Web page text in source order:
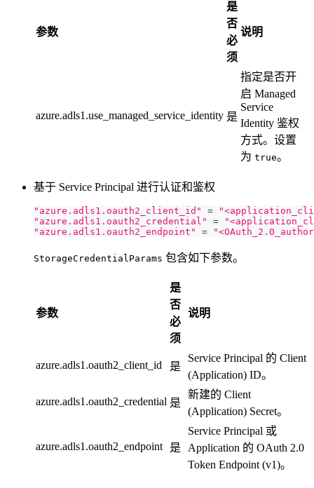
参数
是
否
必
须
说明
azure.adls1.use_managed_service_identity 是
指定是否开
启 Managed
Service
Identity 鉴权
方式。设置
为 true。
基于 Service Principal 进行认证和鉴权
"azure.adls1.oauth2_client_id" =
"azure.adls1.oauth2_credential"
=
"azure.adls1.oauth2_endpoint"
=
StorageCredentialParams 包含如下参数。
参数
是
否
必
须
说明
azure.adls1.oauth2_client_id 是
Service Principal 的 Client
(Application) ID。
azure.adls1.oauth2_credential 是
新建的 Client
(Application) Secret。
azure.adls1.oauth2_endpoint 是
Service Principal 或
Application 的 OAuth 2.0
Token Endpoint (v1)。